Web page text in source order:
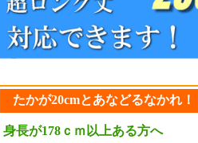
たかが20cmとあなどるなかれ
身長が178ｃｍ以上ある方へ